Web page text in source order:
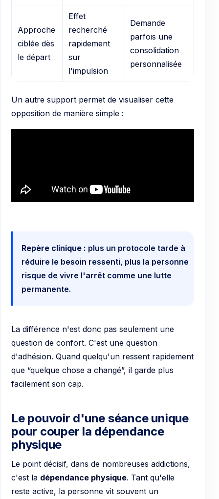
Approche
ciblée dès
le départ
Effet
recherché
rapidement
sur
l'impulsion
Demande
parfois une
consolidation
personnalisée
Un autre support permet de visualiser cette
opposition de manière simple :
Repère clinique : plus un protocole tarde à
réduire le besoin ressenti, plus la personne
risque de vivre l'arrêt comme une lutte
permanente.
La différence n'est donc pas seulement une
question de confort. C'est une question
d'adhésion. Quand quelqu'un ressent rapidement
que “quelque chose a changé”, il garde plus
facilement son cap.
Le pouvoir d'une séance unique
pour couper la dépendance
physique
Le point décisif, dans de nombreuses addictions,
c'est la dépendance physique. Tant qu'elle
reste active, la personne vit souvent un